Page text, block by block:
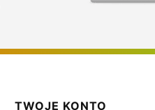
TWOJE KONTO